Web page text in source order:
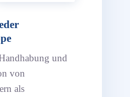
und
von
als